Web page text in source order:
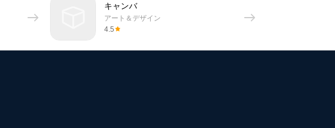
キャンバ
アート＆デザイン
4.5